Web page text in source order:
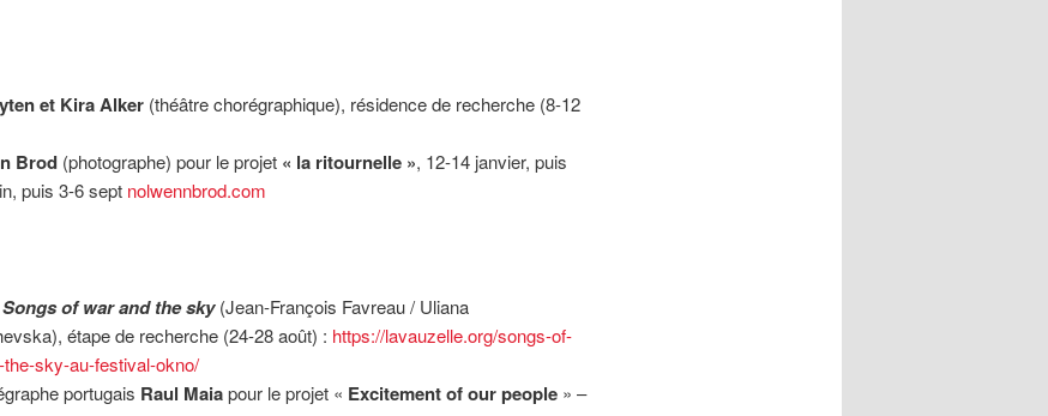
et Kira Alker (théâtre chorégraphique), résidence de recherche (8-12
Brod (photographe) pour le projet « la ritournelle », 12-14 janvier, puis
puis 3-6 sept nolwennbrod.com
Songs of war and the sky(Jean-François Favreau / Uliana
étape de recherche (24-28 août) : https://lavauzelle.org/songs-of-
the-sky-au-festival-okno/
portugais Raul Maiapour le projet « Excitement of our people » –